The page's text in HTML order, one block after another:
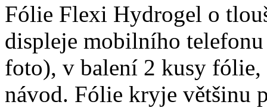
Fólie Flexi Hydrogel o
displeje mobilního
foto), v balení 2 kusy fólie,
návod. Fólie kryje většinu